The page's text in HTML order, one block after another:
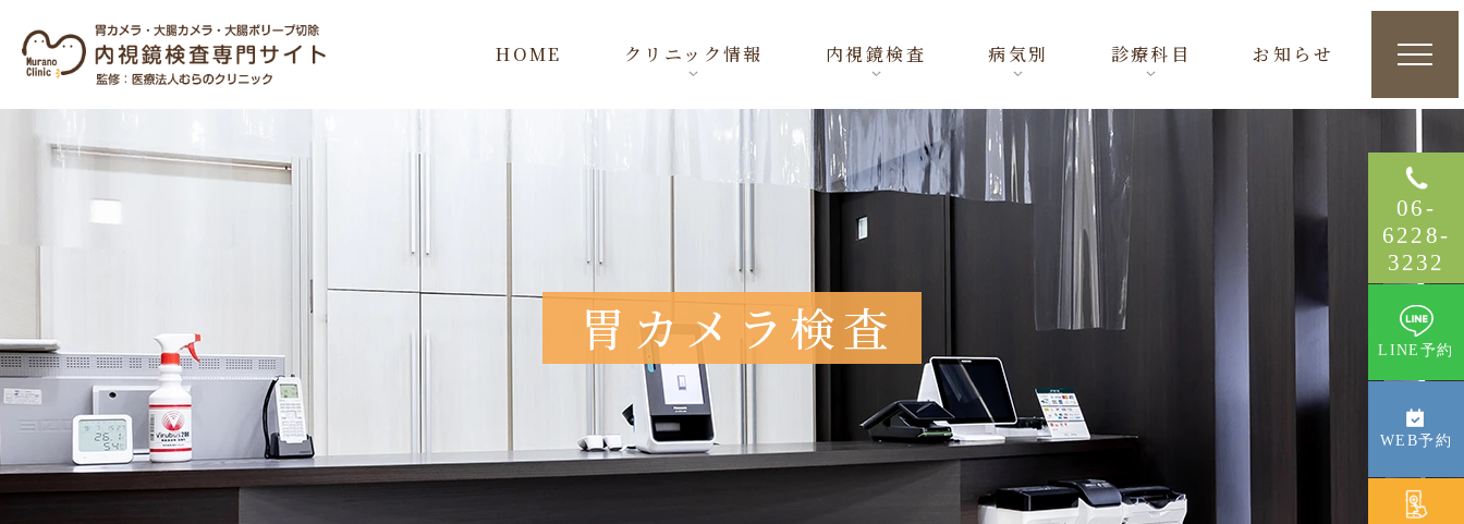
HOME クリニック情報 内視鏡検査 病気別 診療科目 お知らせ
胃カメラ検査
06-
6228-
3232
LINE予約
WEB予約